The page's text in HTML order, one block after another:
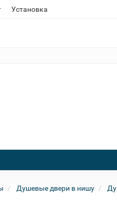
Установка
Душевые двери в нишу